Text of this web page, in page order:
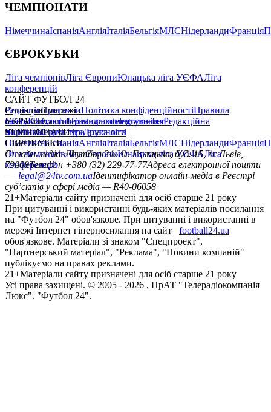
ЧЕМПІОНАТИ
НімеччинаІспаніяАнгліяІталіяБельгіяМЛСНідерландиФранція
ЄВРОКУБКИ
Ліга чемпіонівЛіга ЄвропиЮнацька ліга УЄФАЛіга
конференцій
САЙТ ФУТБОЛ 24
РедакціяПрогнозиПолітика конфіденційностіПравила
сайтуКонтактиПравила коментуванняРедакційна
політикаСтруктура власності
Соціальні мережі
facebookxyoutubeinstagramtelegramviber
УКРАЇНА
УкраїнаПерша лігаДруга ліга
ЧЕМПІОНАТИ
НімеччинаІспаніяАнгліяІталіяБельгіяМЛСНідерландиФранція
ЄВРОКУБКИ
Ліга чемпіонівЛіга ЄвропиЮнацька ліга УЄФАЛіга
конференцій
Онлайн-медіа «Футбол 24»пл. Галицька, буд. 15, м. Львів,
79008Телефон +380 (32) 229-77-77Адреса електронної пошти
— legal@24tv.com.uaІдентифікатор онлайн-медіа в Реєстрі
суб’єктів у сфері медіа — R40-06058
21+Матеріали сайту призначені для осіб старше 21 року
При цитуванні і використанні будь-яких матеріалів посилання
на "Футбол 24" обов'язкове. При цитуванні і використанні в
мережі Інтернет гіперпосилання на сайт
football24.ua
обов'язкове. Матеріали зі знаком "Спецпроект",
"Партнерський матеріал", "Реклама", "Новини компаній"
публікуємо на правах реклами.
21+Матеріали сайту призначені для осіб старше 21 року
Усi права захищенi. © 2005 - 2026 , ПрАТ "Телерадіокомпанія
Люкс". "Футбол 24".